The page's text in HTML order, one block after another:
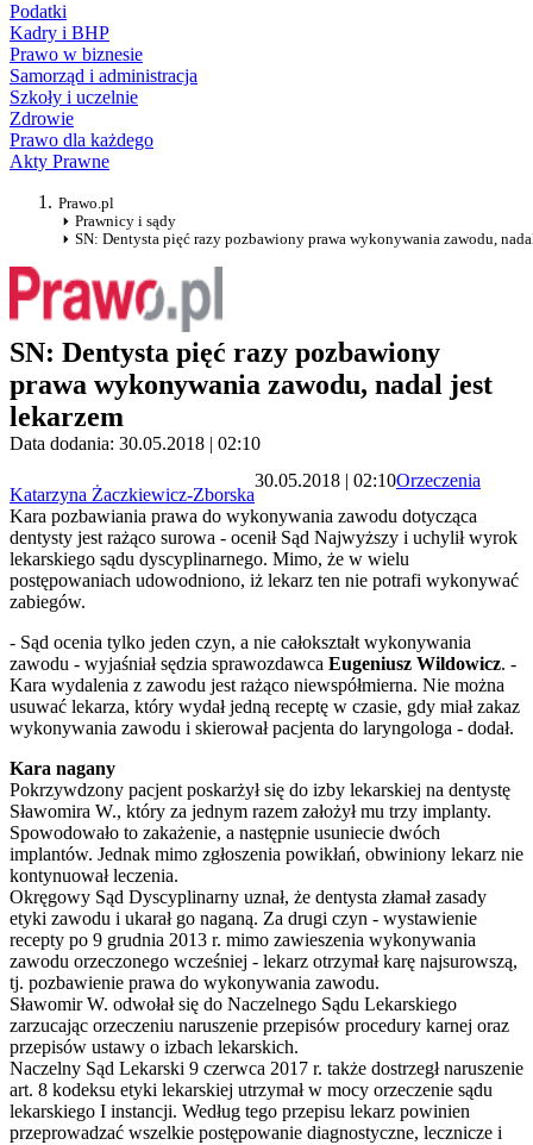
Podatki
Kadry i BHP
Prawo w biznesie
Samorząd i administracja
Szkoły i uczelnie
Zdrowie
Prawo dla każdego
Akty Prawne
Prawo.pl
Prawnicy i sądy
SN: Dentysta pięć razy pozbawiony prawa wykonywania zawodu,
SN: Dentysta pięć razy pozbawiony
prawa wykonywania zawodu, nadal jest
lekarzem
Data dodania: 30.05.2018 | 02:10
Katarzyna Żaczkiewicz-Zborska
30.05.2018 | 02:10Orzeczenia
Kara pozbawiania prawa do wykonywania zawodu dotycząca
dentysty jest rażąco surowa - ocenił Sąd Najwyższy i uchylił wyrok
lekarskiego sądu dyscyplinarnego. Mimo, że w wielu
postępowaniach udowodniono, iż lekarz ten nie potrafi wykonywać
zabiegów.
- Sąd ocenia tylko jeden czyn, a nie całokształt wykonywania
zawodu - wyjaśniał sędzia sprawozdawca Eugeniusz Wildowicz. -
Kara wydalenia z zawodu jest rażąco niewspółmierna. Nie można
usuwać lekarza, który wydał jedną receptę w czasie, gdy miał zakaz
wykonywania zawodu i skierował pacjenta do laryngologa - dodał.
Kara nagany
Pokrzywdzony pacjent poskarżył się do izby lekarskiej na dentystę
Sławomira W., który za jednym razem założył mu trzy implanty.
Spowodowało to zakażenie, a następnie usuniecie dwóch
implantów. Jednak mimo zgłoszenia powikłań, obwiniony lekarz nie
kontynuował leczenia.
Okręgowy Sąd Dyscyplinarny uznał, że dentysta złamał zasady
etyki zawodu i ukarał go naganą. Za drugi czyn - wystawienie
recepty po 9 grudnia 2013 r. mimo zawieszenia wykonywania
zawodu orzeczonego wcześniej - lekarz otrzymał karę najsurowszą,
tj. pozbawienie prawa do wykonywania zawodu.
Sławomir W. odwołał się do Naczelnego Sądu Lekarskiego
zarzucając orzeczeniu naruszenie przepisów procedury karnej oraz
przepisów ustawy o izbach lekarskich.
Naczelny Sąd Lekarski 9 czerwca 2017 r. także dostrzegł naruszenie
art. 8 kodeksu etyki lekarskiej utrzymał w mocy orzeczenie sądu
lekarskiego I instancji. Według tego przepisu lekarz powinien
przeprowadzać wszelkie postępowanie diagnostyczne, lecznicze i